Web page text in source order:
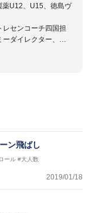
薬U12、U15、徳島ヴ
レセンコーチ四国担
ダイレクター、
習会インストラクタ
ンストラクター
ー女子フットサル代
ストラクター、AFC
ルインストラクター
センス・JFA公認フ
ン飛ばし
ール #大人数
2019/01/18